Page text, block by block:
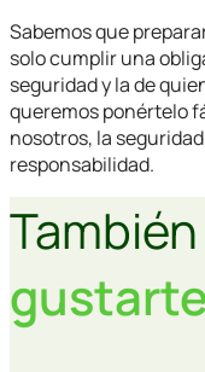
Sabemos que
solo cumplir una
seguridad y la de
queremos ponértelo
nosotros, la
responsabilidad.
También